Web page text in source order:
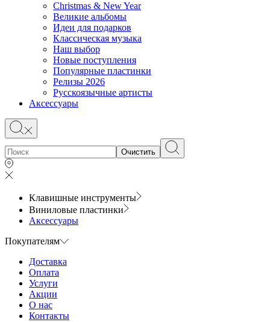
Christmas & New Year
Великие альбомы
Идеи для подарков
Классическая музыка
Наш выбор
Новые поступления
Популярные пластинки
Релизы 2026
Русскоязычные артисты
Аксессуары
Очистить
Клавишные инструменты
Виниловые пластинки
Аксессуары
Покупателям
Доставка
Оплата
Услуги
Акции
О нас
Контакты